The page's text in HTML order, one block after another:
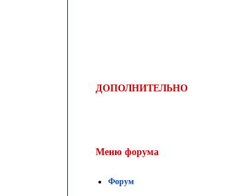
ДОПОЛНИТЕЛЬНО
Меню форума
Форум